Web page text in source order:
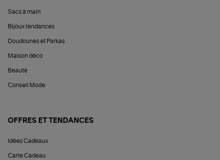
Sacs à main
Bijoux tendances
Doudounes et Parkas
Maison déco
Beauté
Conseil Mode
OFFRES ET TENDANCES
Idées Cadeaux
Carte Cadeau